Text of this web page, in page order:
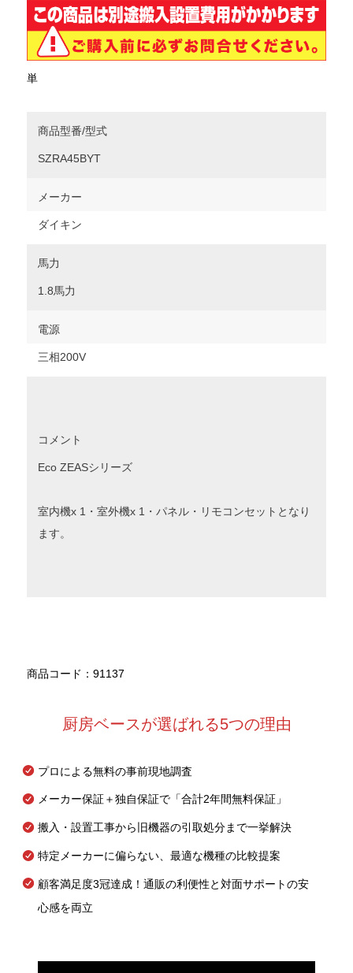
単
商品型番/型式
SZRA45BYT
メーカー
ダイキン
馬力
1.8馬力
電源
三相200V
コメント
Eco ZEASシリーズ
室内機x 1・室外機x 1・パネル・リモコンセットとなり
ます。
商品コード：91137
厨房ベースが選ばれる5つの理由
プロによる無料の事前現地調査
メーカー保証＋独自保証で「合計2年間無料保証」
搬入・設置工事から旧機器の引取処分まで一挙解決
特定メーカーに偏らない、最適な機種の比較提案
顧客満足度3冠達成！通販の利便性と対面サポートの安
心感を両立